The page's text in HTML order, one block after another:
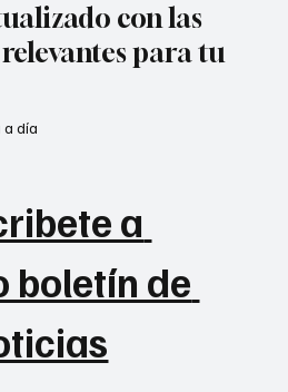
con las
para tu
a
boletín de
a día